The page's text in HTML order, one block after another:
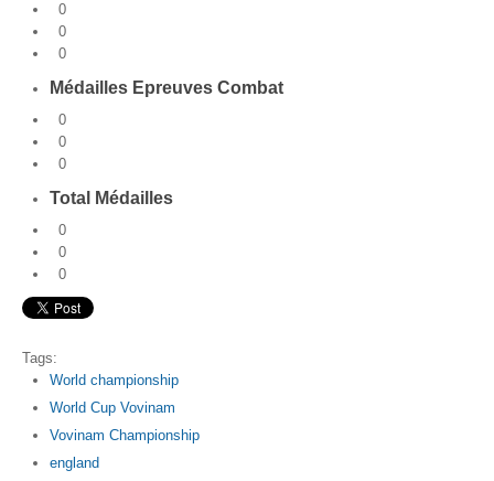
Thema
Découvrir
0
0
0
Médailles Epreuves Combat
0
0
0
Total Médailles
0
0
0
Tags:
World championship
World Cup Vovinam
Vovinam Championship
england